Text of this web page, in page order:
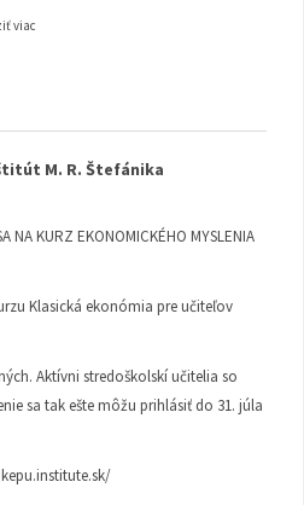
viac
M. R. Štefánika
NA KURZ EKONOMICKÉHO MYSLENIA
Klasická ekonómia pre učiteľov
Aktívni stredoškolskí učitelia so
sa tak ešte môžu prihlásiť do 31. júla
kepu.institute.sk/